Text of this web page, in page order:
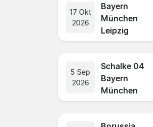
17 Okt
2026
Bayern
München
Leipzig
5 Sep
2026
Schalke 04
Bayern
München